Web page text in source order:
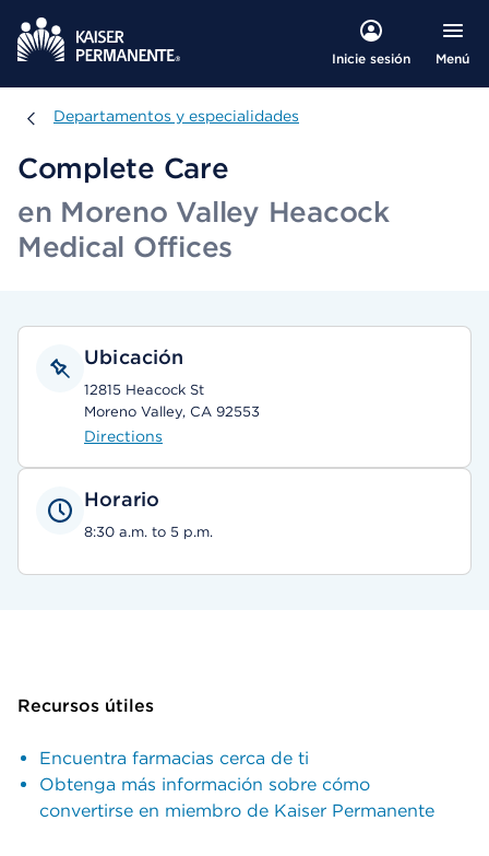
Inicie sesión Menú
Departamentos y especialidades
Departamentos y especialidades
Complete Care
en Moreno Valley Heacock
Medical Offices
Ubicación
12815 Heacock St
Moreno Valley, CA 92553
Directions
Horario
8:30 a.m. to 5 p.m.
Recursos útiles
Encuentra farmacias cerca de ti
Obtenga más información sobre cómo
convertirse en miembro de Kaiser Permanente